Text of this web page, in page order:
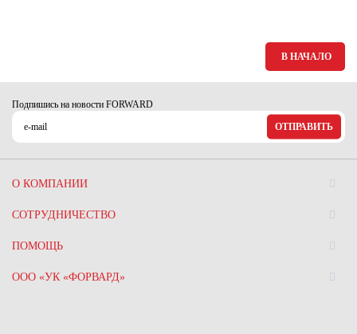
В НАЧАЛО
Подпишись на новости FORWARD
ОТПРАВИТЬ
О КОМПАНИИ
СОТРУДНИЧЕСТВО
ПОМОЩЬ
ООО «УК «ФОРВАРД»